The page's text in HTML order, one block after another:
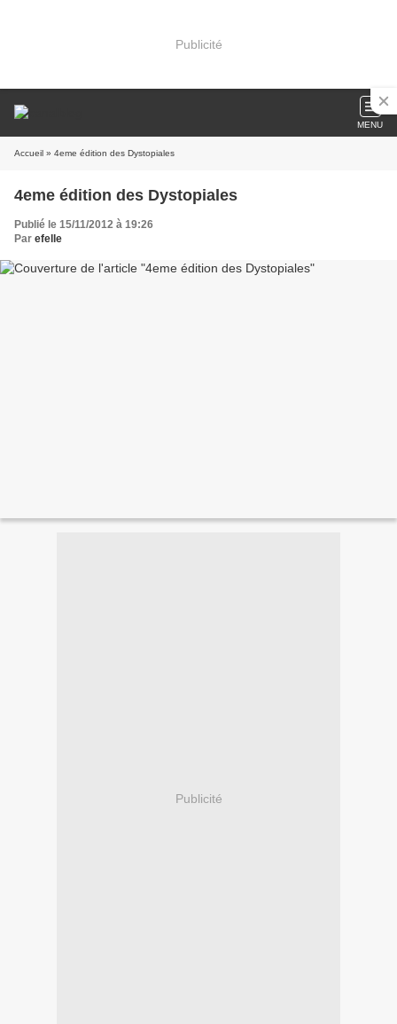
Publicité
MENU
Accueil » 4eme édition des Dystopiales
4eme édition des Dystopiales
Publié le 15/11/2012 à 19:26
Par efelle
Publicité